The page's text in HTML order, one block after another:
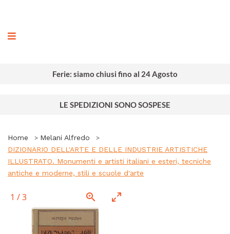
Ferie: siamo chiusi fino al 24 Agosto
LE SPEDIZIONI SONO SOSPESE
Home
Melani Alfredo
DIZIONARIO DELL'ARTE E DELLE INDUSTRIE ARTISTICHE
ILLUSTRATO. Monumenti e artisti italiani e esteri, tecniche
antiche e moderne, stili e scuole d'arte
1 /3